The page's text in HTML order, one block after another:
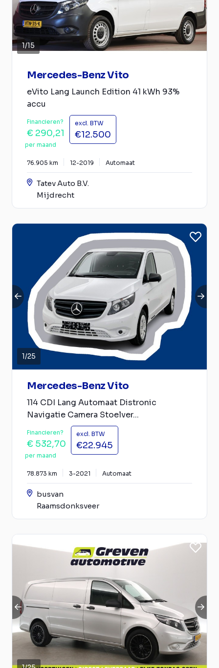
1/15
Mercedes-Benz Vito
eVito Lang Launch Edition 41 kWh 93%
accu
Financieren?
€ 290,21
per maand
excl. BTW
€12.500
76.905 km 12-2019 Automaat
Tatev Auto B.V.
Mijdrecht
1/25
Mercedes-Benz Vito
114 CDI Lang Automaat Distronic
Navigatie Camera Stoelver...
Financieren?
€ 532,70
per maand
excl. BTW
€22.945
78.873 km 3-2021 Automaat
busvan
Raamsdonksveer